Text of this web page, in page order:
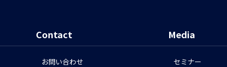
Contact
お問い合わせ
Media
セミナー